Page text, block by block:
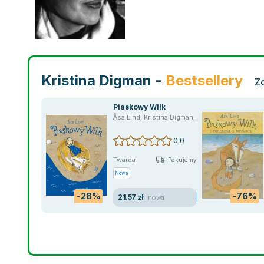
Kristina Digman - Bestsellery
-28%
Piaskowy Wilk
Åsa Lind, Kristina Digman, Åsa Lind ,Åsa Lind,
0.0
Twarda Pakujemy 11.08
Nowa
21.57 zł nowa -76%